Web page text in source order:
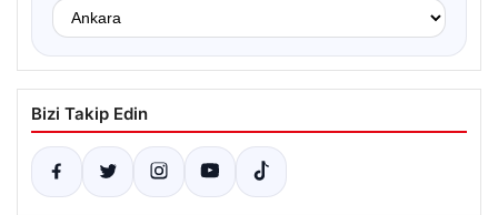
Bizi Takip Edin